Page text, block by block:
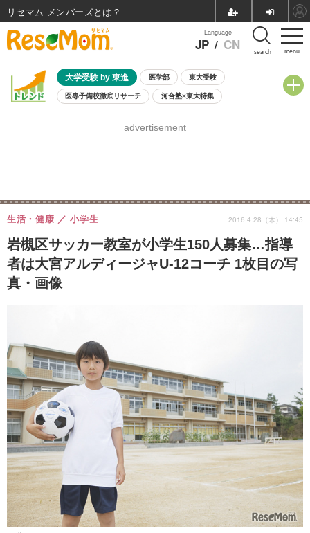
menu
Language
JP / CN search
大学受験 by 東進 医学部 東大受験
医専予備校徹底リサーチ 河合塾×東大特集
8月開催学校説明会・相談会
advertisement
岩槻区サッカー教室が小学生150人募集…指導
者は大宮アルディージャU-12コーチ 1枚目の写
真・画像
生活・健康 小学生 2016.4.28（木） 14:45
リセマム メンバーズ